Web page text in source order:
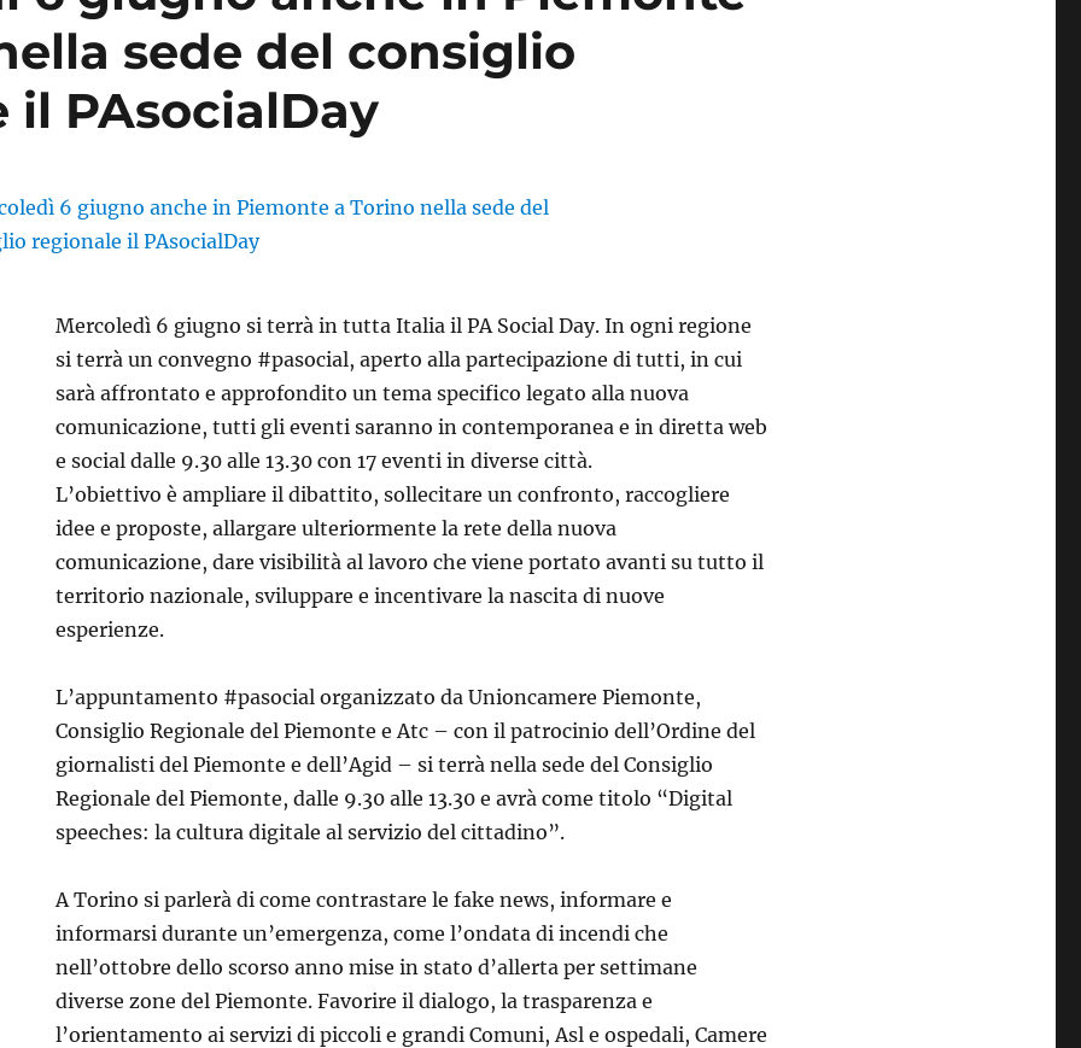
sede del consiglio
il PAsocialDay
Mercoledì 6 giugno si terrà in tutta Italia il PA Social Day. In ogni regione
si terrà un convegno #pasocial, aperto alla partecipazione di tutti, in cui
sarà affrontato e approfondito un tema specifico legato alla nuova
comunicazione, tutti gli eventi saranno in contemporanea e in diretta web
e social dalle 9.30 alle 13.30 con 17 eventi in diverse città.
L’obiettivo è ampliare il dibattito, sollecitare un confronto, raccogliere
idee e proposte, allargare ulteriormente la rete della nuova
comunicazione, dare visibilità al lavoro che viene portato avanti su tutto il
territorio nazionale, sviluppare e incentivare la nascita di nuove
esperienze.
L’appuntamento #pasocial organizzato da Unioncamere Piemonte,
Consiglio Regionale del Piemonte e Atc – con il patrocinio dell’Ordine del
giornalisti del Piemonte e dell’Agid – si terrà nella sede del Consiglio
Regionale del Piemonte, dalle 9.30 alle 13.30 e avrà come titolo “Digital
speeches: la cultura digitale al servizio del cittadino”.
A Torino si parlerà di come contrastare le fake news, informare e
informarsi durante un’emergenza, come l’ondata di incendi che
nell’ottobre dello scorso anno mise in stato d’allerta per settimane
diverse zone del Piemonte. Favorire il dialogo, la trasparenza e
l’orientamento ai servizi di piccoli e grandi Comuni, Asl e ospedali, Camere